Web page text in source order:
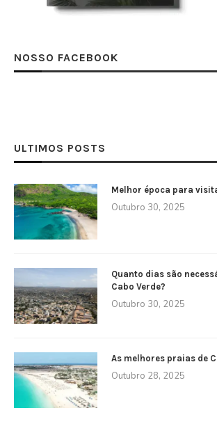
NOSSO FACEBOOK
ULTIMOS POSTS
Melhor época para
Outubro 30, 2025
Quanto dias são
Cabo Verde?
Outubro 30, 2025
As melhores praias de
Outubro 28, 2025